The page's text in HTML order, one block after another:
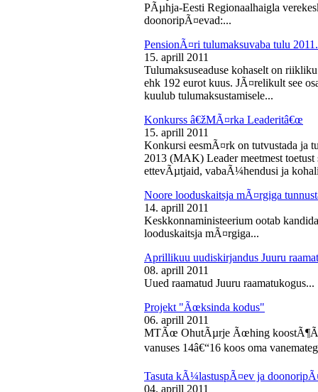
PÃµhja-Eesti Regionaalhaigla
doonoripÃ¤evad:...
PensionÃ¤ri tulumaksuvaba tulu
15. aprill 2011
Tulumaksuseaduse kohaselt on
ehk 192 eurot kuus. JÃ¤relikult see
kuulub tulumaksustamisele...
Konkurss â€žMÃ¤rka Leaderitâ€œ
15. aprill 2011
Konkursi eesmÃ¤rk on tutvustada ja
2013 (MAK) Leader meetmest
ettevÃµtjaid, vabaÃ¼hendusi ja
Noore looduskaitsja mÃ¤rgiga
14. aprill 2011
Keskkonnaministeerium ootab
looduskaitsja mÃ¤rgiga...
Aprillikuu uudiskirjandus Juuru
08. aprill 2011
Uued raamatud Juuru raamatukogus...
Projekt "Ãœksinda kodus"
06. aprill 2011
MTÃœ OhutÃµrje Ãœhing
vanuses 14â€“16 koos oma
Tasuta kÃ¼lastuspÃ¤ev ja
04. aprill 2011